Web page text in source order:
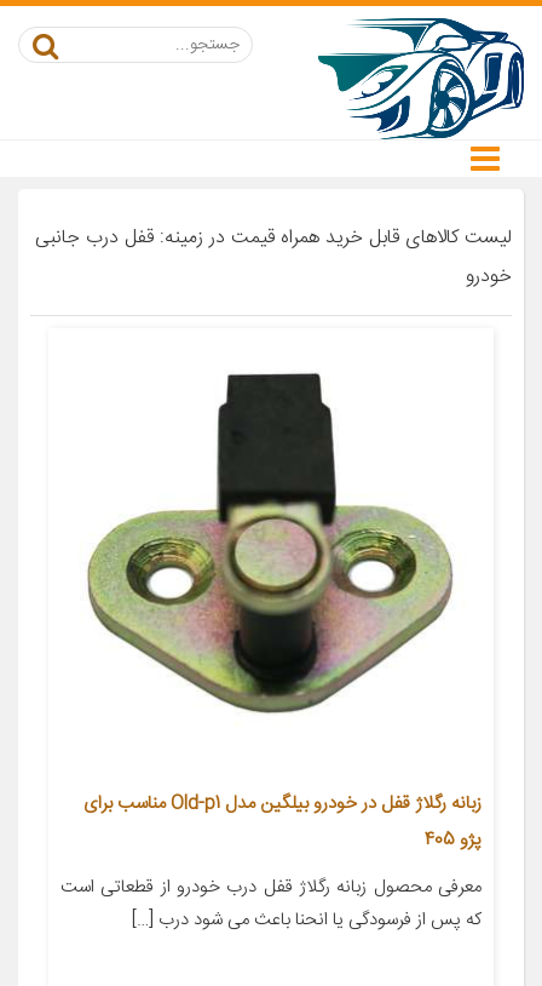
لیست کالاهای قابل خرید همراه قیمت در زمینه: قفل درب جانبی
خودرو
زبانه رگلاژ قفل در خودرو بیلگین مدل Old-p1 مناسب برای
پژو 405
معرفی محصول زبانه رگلاژ قفل درب خودرو از قطعاتی است
که پس از فرسودگی یا انحنا باعث می شود درب […]